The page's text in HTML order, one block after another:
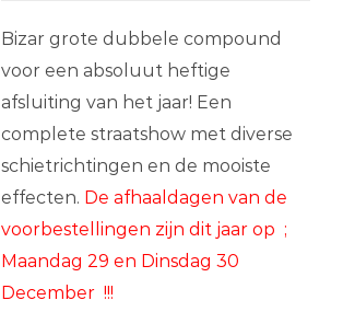
Bizar grote dubbele compound
voor een absoluut heftige
afsluiting van het jaar! Een
complete straatshow met diverse
schietrichtingen en de mooiste
effecten. De afhaaldagen van de
voorbestellingen zijn dit jaar op ;
Maandag 29 en Dinsdag 30
December !!!